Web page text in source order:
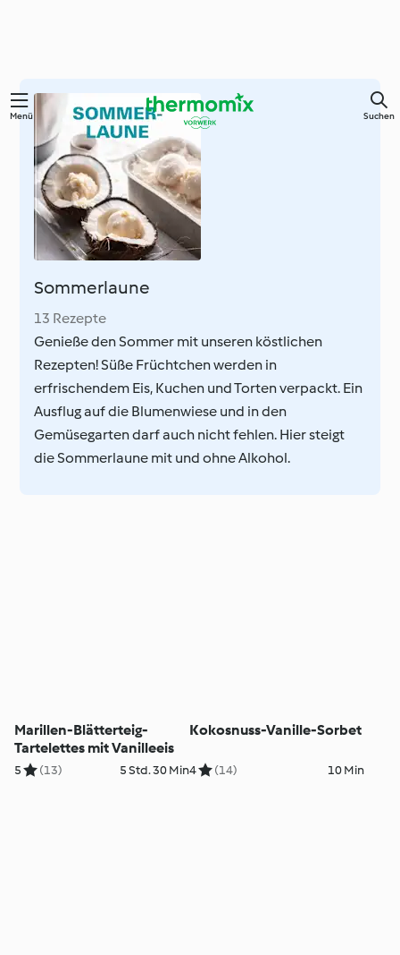
Zum
Hauptinhalt
springen
Menü Suchen
Sommerlaune
13 Rezepte
Genieße den Sommer mit unseren köstlichen
Rezepten! Süße Früchtchen werden in
erfrischendem Eis, Kuchen und Torten verpackt. Ein
Ausflug auf die Blumenwiese und in den
Gemüsegarten darf auch nicht fehlen. Hier steigt
die Sommerlaune mit und ohne Alkohol.
Marillen-Blätterteig-
Tartelettes mit Vanilleeis
5 (13) 5 Std. 30 Min
Kokosnuss-Vanille-Sorbet
4 (14) 10 Min